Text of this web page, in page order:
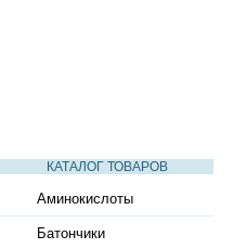
КАТАЛОГ ТОВАРОВ
Аминокислоты
Батончики